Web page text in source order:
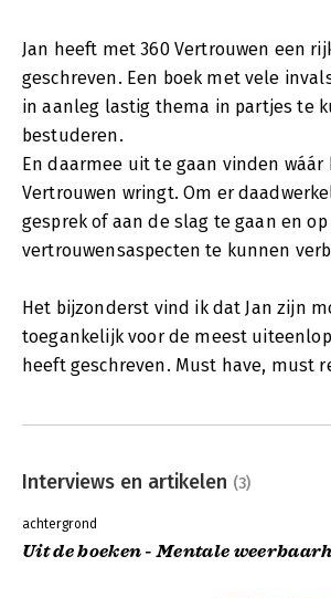
Jan heeft met 360 Vertrouwen een
geschreven. Een boek met vele
in aanleg lastig thema in partjes te
bestuderen.
En daarmee uit te gaan vinden wáár
Vertrouwen wringt. Om er
gesprek of aan de slag te gaan en
vertrouwensaspecten te kunnen
Het bijzonderst vind ik dat Jan zijn
toegankelijk voor de meest
heeft geschreven. Must have, must
Interviews en artikelen (3)
achtergrond
Uit de boeken - Mentale